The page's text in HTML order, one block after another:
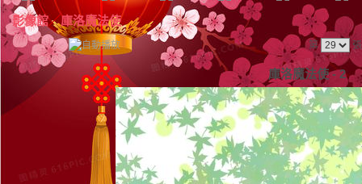
影像館／庫洛魔法使
第
庫洛魔法使 - 2